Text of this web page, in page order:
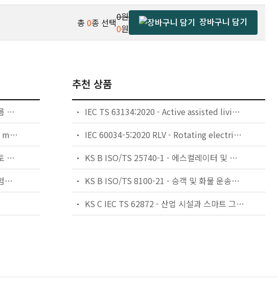
총 0종 선택0원
0원
장바구니 담기
KS F 2502 - 굵은 골재 및 잔골재의 체가름 시험방법
KS F 2511 - 골재에 포함된 잔 입자 (0.08 mm 체를 통과하는) 시험 방법
KS F 2512 - 골재 중에 함유되어 있는 점토 덩어리 양의 시험방법
KS F 2504 - 잔골재의 밀도 및 흡수율 시험방법
추천 상품
IEC TS 63134:2020 - Active assisted living (AAL) use cases
IEC 60034-5:2020 RLV - Rotating electrical machines - Part 5: Degrees of protection provided by the integral design of rotating electrical machines (IP code) - Classification
KS B ISO/TS 25740-1 - 에스컬레이터 및 무빙워크에 대한 안전요건 — 제1부: 세계공통 필수 안전요건(GESRs)
KS B ISO/TS 8100-21 - 승객 및 화물 운송용 엘리베이터 —제21부: 세계공통 필수안전요건(GESRs)을 충족하는 세계공통 안전 파라미터(GSPs)
KS C IEC TS 62872 - 산업 시설과 스마트 그리드 사이의 산업 공정 측정, 제어 및 자동화 시스템 인터페이스